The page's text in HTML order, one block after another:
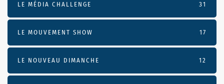
LE MÉDIA CHALLENGE 31
LE MOUVEMENT SHOW 17
LE NOUVEAU DIMANCHE 12